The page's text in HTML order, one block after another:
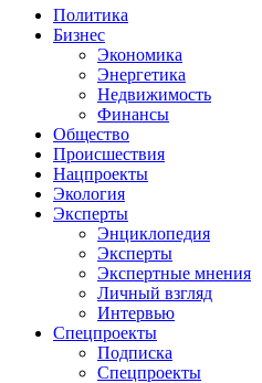
Политика
Бизнес
Экономика
Энергетика
Недвижимость
Финансы
Общество
Происшествия
Нацпроекты
Экология
Эксперты
Энциклопедия
Эксперты
Экспертные мнения
Личный взгляд
Интервью
Спецпроекты
Подписка
Спецпроекты